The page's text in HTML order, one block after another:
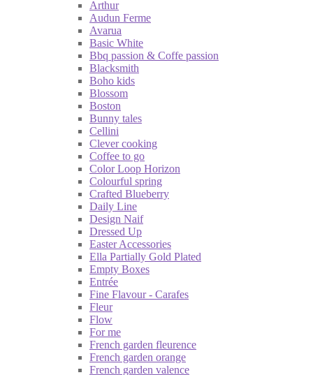
Arthur
Audun Ferme
Avarua
Basic White
Bbq passion & Coffe passion
Blacksmith
Boho kids
Blossom
Boston
Bunny tales
Cellini
Clever cooking
Coffee to go
Color Loop Horizon
Colourful spring
Crafted Blueberry
Daily Line
Design Naif
Dressed Up
Easter Accessories
Ella Partially Gold Plated
Empty Boxes
Entrée
Fine Flavour - Carafes
Fleur
Flow
For me
French garden fleurence
French garden orange
French garden valence